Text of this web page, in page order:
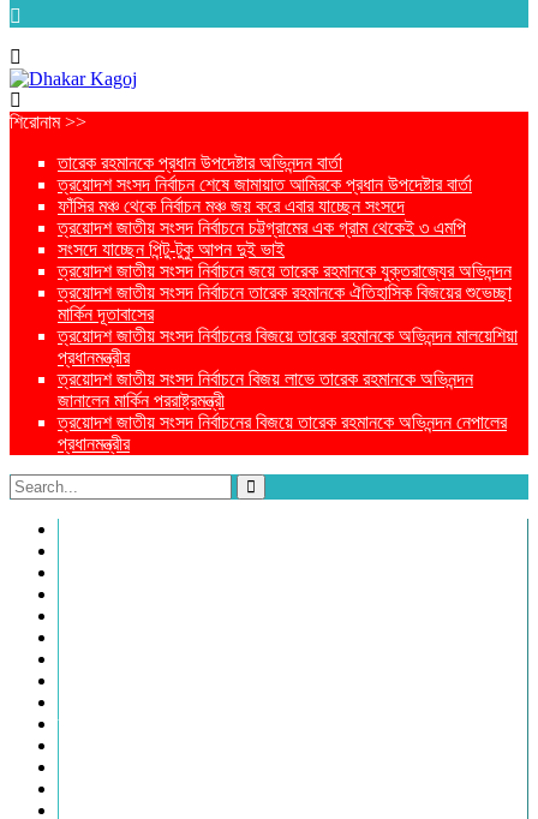
শিরোনাম >>
তারেক রহমানকে প্রধান উপদেষ্টার অভিনন্দন বার্তা
ত্রয়োদশ সংসদ নির্বাচন শেষে জামায়াত আমিরকে প্রধান উপদেষ্টার বার্তা
ফাঁসির মঞ্চ থেকে নির্বাচন মঞ্চ জয় করে এবার যাচ্ছেন সংসদে
ত্রয়োদশ জাতীয় সংসদ নির্বাচনে চট্টগ্রামের এক গ্রাম থেকেই ৩ এমপি
সংসদে যাচ্ছেন পিন্টু-টুকু আপন দুই ভাই
ত্রয়োদশ জাতীয় সংসদ নির্বাচনে জয়ে তারেক রহমানকে যুক্তরাজ্যের অভিনন্দন
ত্রয়োদশ জাতীয় সংসদ নির্বাচনে তারেক রহমানকে ঐতিহাসিক বিজয়ের শুভেচ্ছা
মার্কিন দূতাবাসের
ত্রয়োদশ জাতীয় সংসদ নির্বাচনের বিজয়ে তারেক রহমানকে অভিনন্দন মালয়েশিয়া
প্রধানমন্ত্রীর
ত্রয়োদশ জাতীয় সংসদ নির্বাচনে বিজয় লাভে তারেক রহমানকে অভিনন্দন
জানালেন মার্কিন পররাষ্ট্রমন্ত্রী
ত্রয়োদশ জাতীয় সংসদ নির্বাচনের বিজয়ে তারেক রহমানকে অভিনন্দন নেপালের
প্রধানমন্ত্রীর